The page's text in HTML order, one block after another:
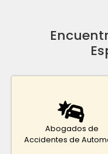
Abogados de
Accidentes de